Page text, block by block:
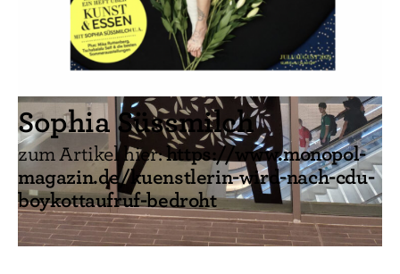
Sophia Süssmilch
zum Artikel hier:https://www.monopol-
magazin.de/kuenstlerin-wird-nach-cdu-
boykottaufruf-bedroht